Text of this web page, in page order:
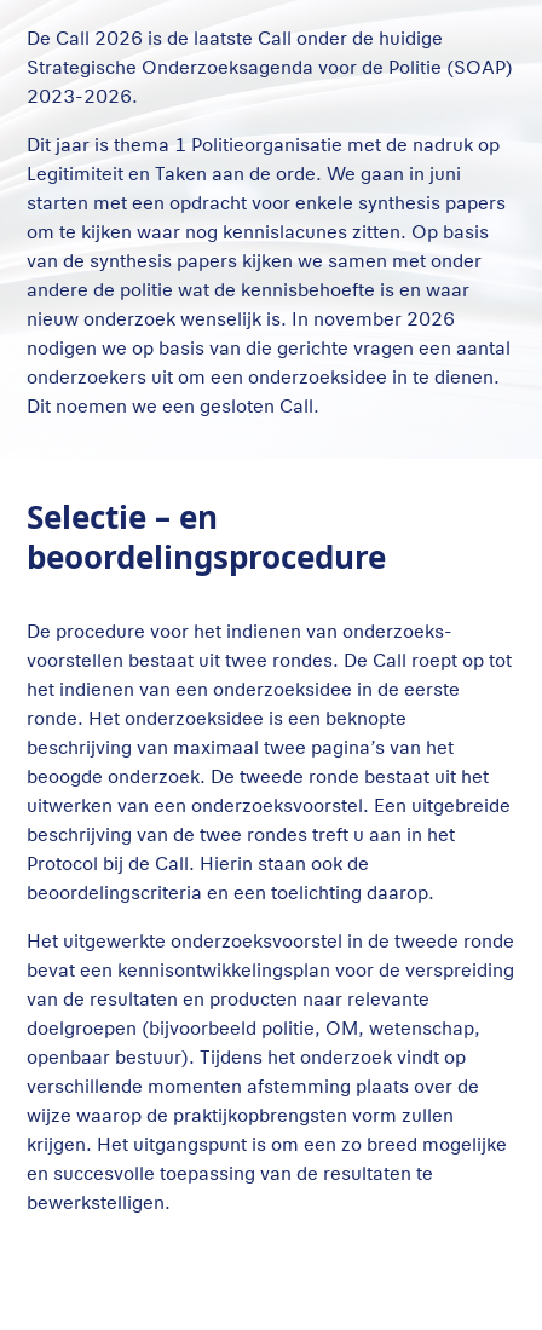
De Call 2026 is de laatste Call onder de huidige
Strategische Onderzoeksagenda voor de Politie (SOAP)
2023-2026.
Dit jaar is thema 1 Politieorganisatie met de nadruk op
Legitimiteit en Taken aan de orde. We gaan in juni
starten met een opdracht voor enkele synthesis papers
om te kijken waar nog kennislacunes zitten. Op basis
van de synthesis papers kijken we samen met onder
andere de politie wat de kennisbehoefte is en waar
nieuw onderzoek wenselijk is. In november 2026
nodigen we op basis van die gerichte vragen een aantal
onderzoekers uit om een onderzoeksidee in te dienen.
Dit noemen we een gesloten Call.
Selectie – en
beoordelingsprocedure
De procedure voor het indienen van onderzoeks­
voorstellen bestaat uit twee rondes. De Call roept op tot
het indienen van een onderzoeksidee in de eerste
ronde. Het onderzoeksidee is een beknopte
beschrijving van maximaal twee pagina’s van het
beoogde onderzoek. De tweede ronde bestaat uit het
uitwerken van een onderzoeksvoorstel. Een uitgebreide
beschrijving van de twee rondes treft u aan in het
Protocol bij de Call. Hierin staan ook de
beoordelingscriteria en een toelichting daarop.
Het uitgewerkte onderzoeksvoorstel in de tweede ronde
bevat een kennisontwikkelingsplan voor de verspreiding
van de resultaten en producten naar relevante
doelgroepen (bijvoorbeeld politie, OM, wetenschap,
openbaar bestuur). Tijdens het onderzoek vindt op
verschillende momenten afstemming plaats over de
wijze waarop de praktijkopbrengsten vorm zullen
krijgen. Het uitgangspunt is om een zo breed mogelijke
en succesvolle toepassing van de resultaten te
bewerkstelligen.